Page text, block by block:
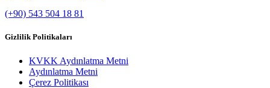
(+90) 543 504 18 81
Gizlilik Politikaları
KVKK Aydınlatma Metni
Aydınlatma Metni
Çerez Politikası